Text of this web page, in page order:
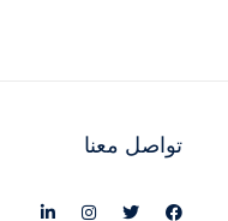
تواصل معنا